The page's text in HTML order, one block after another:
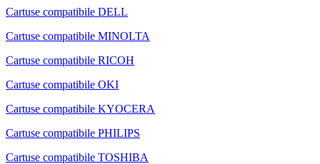
Cartuse compatibile DELL
Cartuse compatibile MINOLTA
Cartuse compatibile RICOH
Cartuse compatibile OKI
Cartuse compatibile KYOCERA
Cartuse compatibile PHILIPS
Cartuse compatibile TOSHIBA